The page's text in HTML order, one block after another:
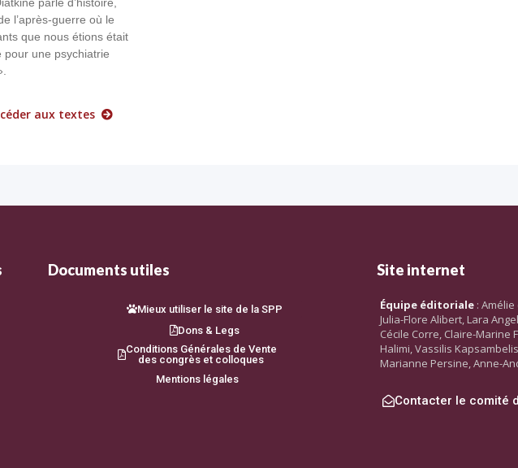
l’après-guerre où le
que nous étions était
une psychiatrie
aux textes
Documents utiles
Mieux utiliser le site de la SPP
Dons & Legs
Conditions Générales de Vente
des congrès et colloques
Mentions légales
Site internet
Équipe éditoriale :
Julia-Flore Alibert, Lara
Cécile Corre, Claire-Marine
Halimi, Vassilis
Marianne Persine, Anne-
Contacter le comité